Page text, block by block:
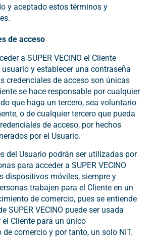
y aceptado estos términos y
de acceso
a SUPER VECINO el Cliente
usuario y establecer una contraseña
credenciales de acceso son únicas
se hace responsable por cualquier
que haga un tercero, sea voluntario
o de cualquier tercero que pueda
de acceso, por hechos
por el Usuario.
del Usuario podrán ser utilizadas por
para acceder a SUPER VECINO
dispositivos móviles, siempre y
trabajen para el Cliente en un
de comercio, pues se entiende
SUPER VECINO puede ser usada
Cliente para un único
comercio y por tanto, un solo NIT.